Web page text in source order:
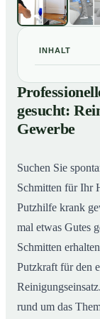
INHALT
01
Reinigung
So
gesucht:
Gewerbe
Suchen Sie
Schmitten für Ihr
Putzhilfe krank
mal etwas Gutes
Schmitten
Putzkraft für den
rund um das